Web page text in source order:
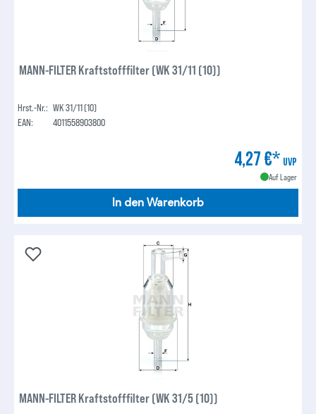
MANN-FILTER Kraftstofffilter (WK 31/11 (10))
Hrst.-Nr.: WK 31/11 (10)
EAN:
4011558903800
4,27 €* UVP
Auf Lager
In den Warenkorb
MANN-FILTER Kraftstofffilter (WK 31/5 (10))